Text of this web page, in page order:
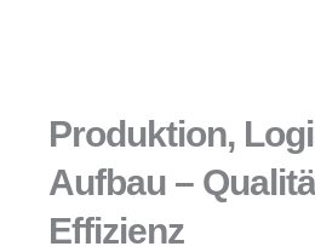
Produktion,
Aufbau –
Effizienz